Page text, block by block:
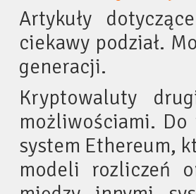
Artykuły
ciekawy podział.
generacji.
Kryptowaluty
możliwościami.
system Ethereum,
modeli rozliczeń